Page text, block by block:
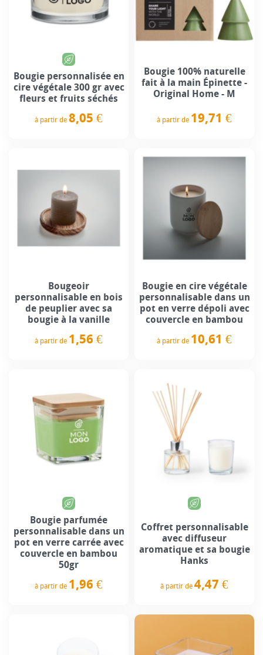
Bougie personnalisée en
cire végétale 300 gr avec
fleurs et fruits séchés
à partir de 8,05 €
Bougie 100% naturelle
fait à la main Épinette -
Original Home - M
à partir de 19,71 €
Bougeoir
personnalisable en bois
de peuplier avec sa
bougie à la vanille
à partir de 1,56 €
Bougie en cire végétale
personnalisable dans un
pot en verre dépoli avec
couvercle en bambou
à partir de 10,61 €
Bougie parfumée
personnalisable dans un
pot en verre carrée avec
couvercle en bambou
50gr
à partir de 1,96 €
Coffret personnalisable
avec diffuseur
aromatique et sa bougie
Hanks
à partir de 4,47 €